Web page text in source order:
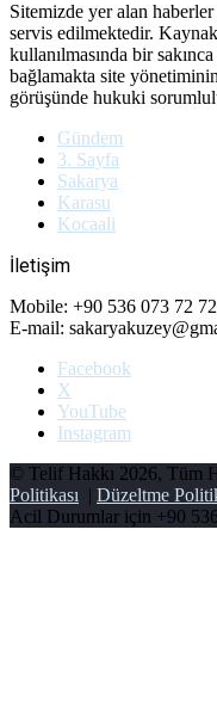
Sitemizde yer alan
servis edilmektedir.
kullanılmasında bir
bağlamakta site
görüşünde hukuki
Gündem
3. Sayfa
Sakarya
Karasu
Kocaali
İletişim
Mobile: +90 536 073 72 72
E-mail:
Facebook
X
YouTube
Instagram
© Telif Hakkı 2026, Tüm
Politikası | Düzeltme
Acil Durumlar için +90